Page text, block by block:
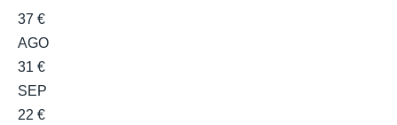
37 €
AGO
31 €
SEP
22 €